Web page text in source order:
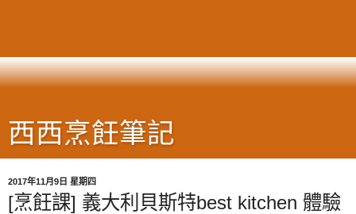
西西烹飪筆記
2017年11月9日 星期四
[烹飪課] 義大利貝斯特best kitchen 體驗